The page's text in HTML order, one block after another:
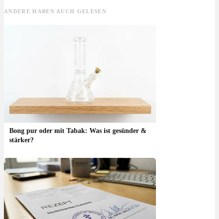
ANDERE HABEN AUCH GELESEN
Bong pur oder mit Tabak: Was ist gesünder &
stärker?